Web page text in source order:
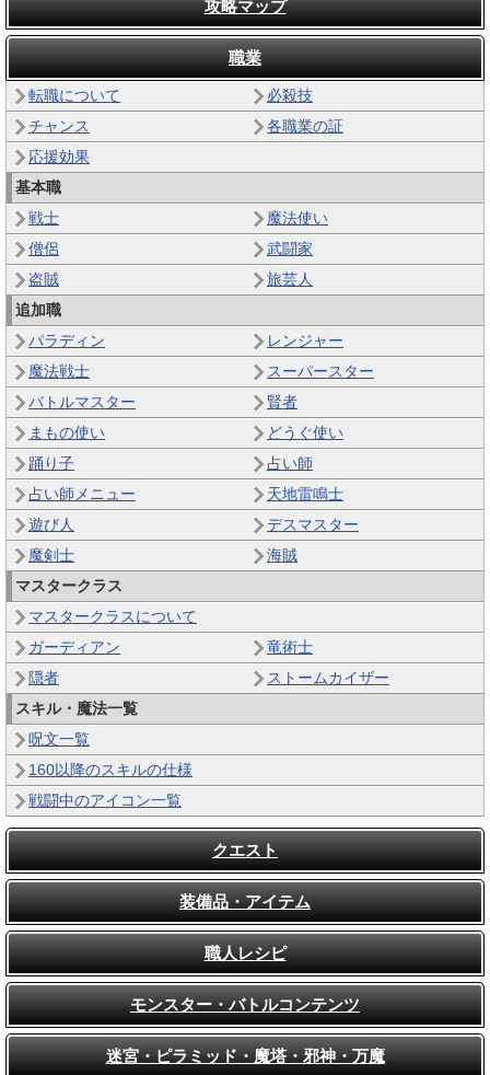
攻略マップ
職業
転職について
必殺技
チャンス
各職業の証
応援効果
基本職
戦士
魔法使い
僧侶
武闘家
盗賊
旅芸人
追加職
パラディン
レンジャー
魔法戦士
スーパースター
バトルマスター
賢者
まもの使い
どうぐ使い
踊り子
占い師
占い師メニュー
天地雷鳴士
遊び人
デスマスター
魔剣士
海賊
マスタークラス
マスタークラスについて
ガーディアン
竜術士
隠者
ストームカイザー
スキル・魔法一覧
呪文一覧
160以降のスキルの仕様
戦闘中のアイコン一覧
クエスト
装備品・アイテム
職人レシピ
モンスター・バトルコンテンツ
迷宮・ピラミッド・魔塔・邪神・万魔